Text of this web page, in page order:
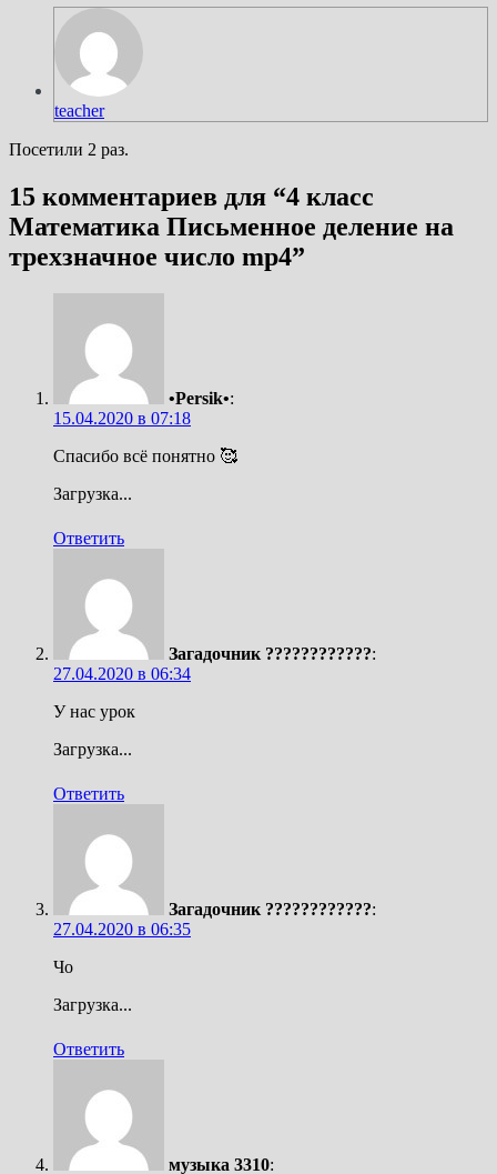
teacher
Посетили 2 раз.
15 комментариев для “4 класс
Математика Письменное деление на
трехзначное число mp4”
•Persik•:
15.04.2020 в 07:18
Спасибо всё понятно 🥰
Загрузка...
Ответить
Загадочник ????????????:
27.04.2020 в 06:34
У нас урок
Загрузка...
Ответить
Загадочник ????????????:
27.04.2020 в 06:35
Чо
Загрузка...
Ответить
музыка 3310: